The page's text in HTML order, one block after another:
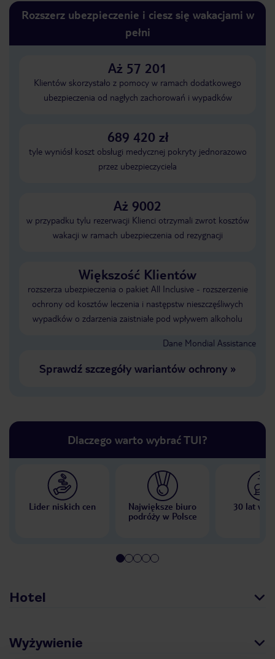
Rozszerz ubezpieczenie i ciesz się wakacjami w
pełni
Aż 57 201
Klientów skorzystało z pomocy w ramach dodatkowego
ubezpieczenia od nagłych zachorowań i wypadków
689 420 zł
tyle wyniósł koszt obsługi medycznej pokryty jednorazowo
przez ubezpieczyciela
Aż 9002
w przypadku tylu rezerwacji Klienci otrzymali zwrot kosztów
wakacji w ramach ubezpieczenia od rezygnacji
Większość Klientów
rozszerza ubezpieczenia o pakiet All Inclusive - rozszerzenie
ochrony od kosztów leczenia i następstw nieszczęśliwych
wypadków o zdarzenia zaistniałe pod wpływem alkoholu
Dane Mondial Assistance
Sprawdź szczegóły wariantów ochrony»
Dlaczego warto wybrać TUI?
Lider niskich cen
Największe biuro
podróży w Polsce
30 lat w
Hotel
Wyżywienie